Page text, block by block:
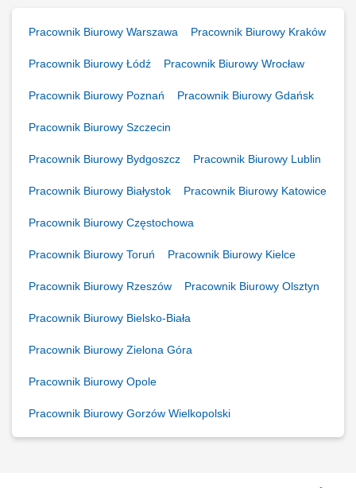
Pracownik Biurowy Warszawa Pracownik Biurowy Kraków
Pracownik Biurowy Łódź Pracownik Biurowy Wrocław
Pracownik Biurowy Poznań Pracownik Biurowy Gdańsk
Pracownik Biurowy Szczecin
Pracownik Biurowy Bydgoszcz Pracownik Biurowy Lublin
Pracownik Biurowy Białystok Pracownik Biurowy Katowice
Pracownik Biurowy Częstochowa
Pracownik Biurowy Toruń Pracownik Biurowy Kielce
Pracownik Biurowy Rzeszów Pracownik Biurowy Olsztyn
Pracownik Biurowy Bielsko-Biała
Pracownik Biurowy Zielona Góra
Pracownik Biurowy Opole
Pracownik Biurowy Gorzów Wielkopolski